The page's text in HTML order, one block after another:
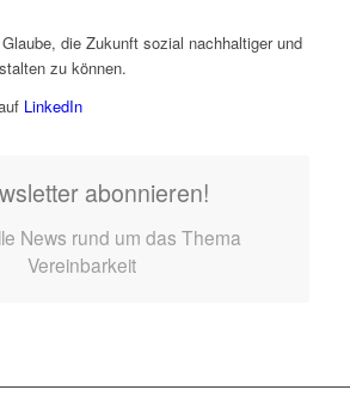
die Zukunft sozial nachhaltiger und
zu können.
LinkedIn
abonnieren!
News rund um das Thema
Vereinbarkeit